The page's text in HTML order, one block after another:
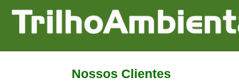
Nossos Clientes